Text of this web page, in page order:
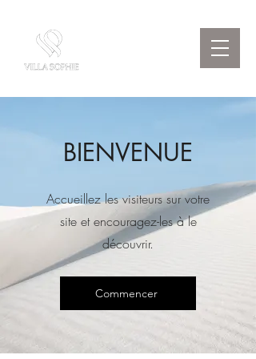
BIENVENUE
Accueillez les visiteurs sur votre
site et encouragez-les à le
découvrir.
Commencer